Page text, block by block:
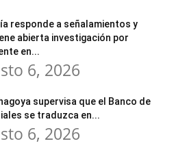
responde a señalamientos y
abierta investigación por
en...
6, 2026
supervisa que el Banco de
se traduzca en...
6, 2026